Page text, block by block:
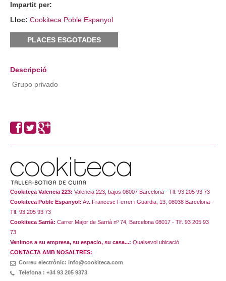
Impartit per:
Lloc: Cookiteca Poble Espanyol
PLACES ESGOTADES
Descripció
Grupo privado
Cookiteca Valencia 223: Valencia 223, bajos 08007 Barcelona - Tlf. 93 205 93 73
Cookiteca Poble Espanyol: Av. Francesc Ferrer i Guardia, 13, 08038 Barcelona -
Tlf. 93 205 93 73
Cookiteca Sarrià: Carrer Major de Sarrià nº 74, Barcelona 08017 - Tlf. 93 205 93
73
Venimos a su empresa, su espacio, su casa...: Qualsevol ubicació
CONTACTA AMB NOSALTRES:
Correu electrònic: info@cookiteca.com
Telefona : +34 93 205 9373